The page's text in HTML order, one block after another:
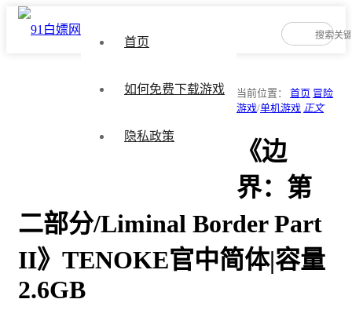
首页
如何免费下载游戏
隐私政策
当前位置： 首页 冒险
游戏/单机游戏 正文
《边
界：第
二部分/Liminal Border Part
II》TENOKE官中简体|容量
2.6GB